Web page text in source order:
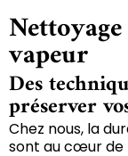
vapeur
Des
préserver
Chez nous, la
sont au cœur de